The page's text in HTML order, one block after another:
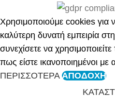
Χρησιμοποιούμε cookies
καλύτερη δυνατή εμπειρία
συνεχίσετε να
πως είστε ικανοποιημένοι με
ΠΕΡΙΣΣΟΤΕΡΑ ΑΠΟΔΟΧΗ